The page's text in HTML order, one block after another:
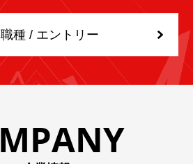
種 / エントリー